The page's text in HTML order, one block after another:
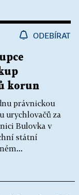
ODEBÍRAT
korun
právnickou
urychlovačů za
Bulovka v
státní